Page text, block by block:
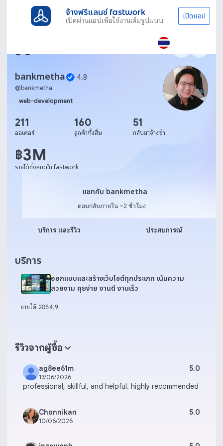
จ้างฟรีแลนซ์ fastwork
เปิดผ่านแอปเพื่อใช้งานเต็มรูปแบบ เปิดแอป
bankmetha 4.8
@ bankmetha
web-development
211
ออเดอร์
160
ลูกค้าทั้งสิ้น
51
กลับมาจ้างซ้ำ
฿3M
รายได้ทั้งหมดใน fastwork
แชทกับ bankmetha
แชทกับ bankmetha
ตอบกลับภายใน ~2 ชั่วโมง
บริการ และรีวิว ประสบการณ์
บริการ
ออกแบบและสร้างเว็บไซต์ทุกประเภท เน้นความ
สวยงาม คุยง่าย งานดี งานเร็ว
ขายได้ 2054.9
รีวิวจากผู้ซื้อ
ag8ee61m
13/06/2026
5.0
professional, skillful, and helpful. highly recommended
Chonnikan
10/06/2026
5.0